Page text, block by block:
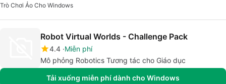
Trò Chơi Ảo Cho Windows
Robot Virtual Worlds - Challenge Pack
4.4 Miễn phí
Mô phỏng Robotics Tương tác cho Giáo dục
Tải xuống miễn phí dành cho Windows